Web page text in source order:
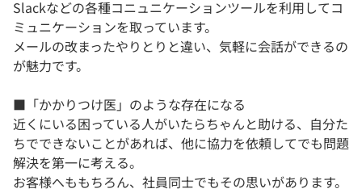
Slackなどの各種コニュニケーションツールを利用してコ
ミュニケーションを取っています。
メールの改まったやりとりと違い、気軽に会話ができるの
が魅力です。
■「かかりつけ医」のような存在になる
近くにいる困っている人がいたらちゃんと助ける、自分た
ちでできないことがあれば、他に協力を依頼してでも問題
解決を第一に考える。
お客様へももちろん、社員同士でもその思いがあります。